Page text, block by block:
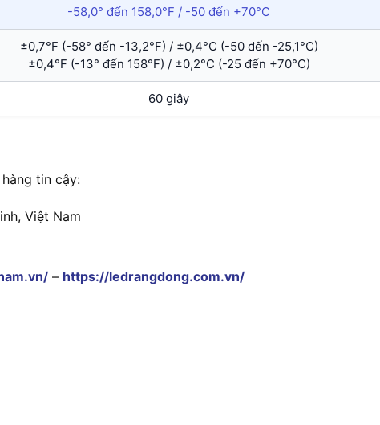
-58,0° đến 158,0°F / -50 đến +70°C
±0,7°F (-58° đến -13,2°F) / ±0,4°C (-50 đến -25,1°C)
±0,4°F (-13° đến 158°F) / ±0,2°C (-25 đến +70°C)
60 giây
tin cậy:
Việt Nam
– https://ledrangdong.com.vn/